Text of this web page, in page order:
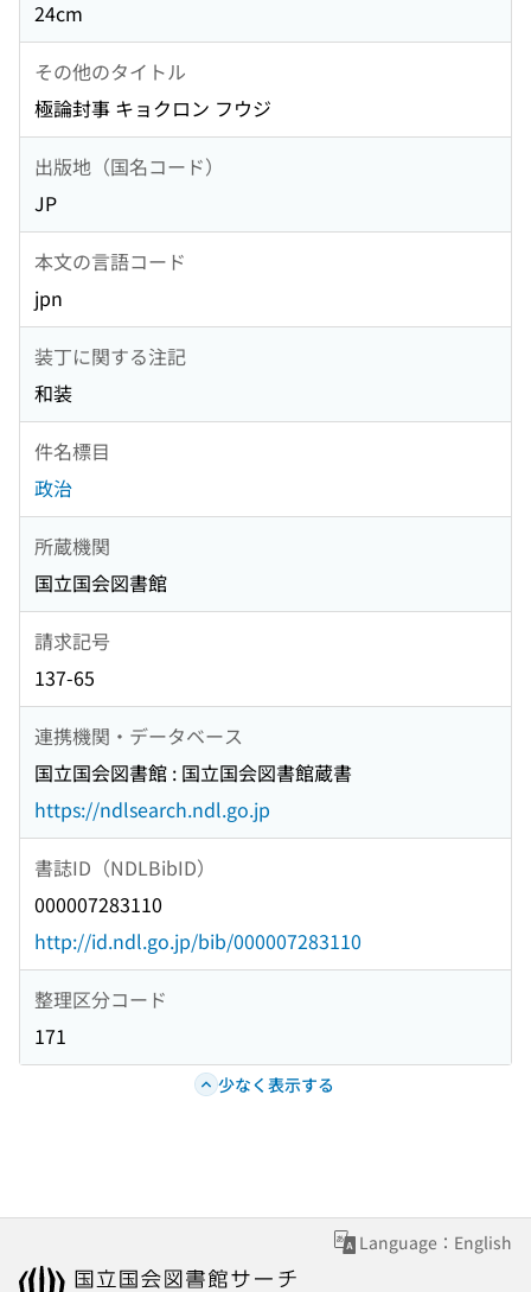
24cm
その他のタイトル
極論封事 キョクロン フウジ
出版地（国名コード）
JP
本文の言語コード
jpn
装丁に関する注記
和装
件名標目
政治
所蔵機関
国立国会図書館
請求記号
137-65
連携機関・データベース
国立国会図書館 : 国立国会図書館蔵書
https://ndlsearch.ndl.go.jp
書誌ID（NDLBibID）
000007283110
http://id.ndl.go.jp/bib/000007283110
整理区分コード
171
少なく表示する
Language：English